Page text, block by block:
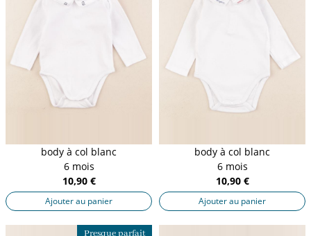
body à col blanc
6 mois
10,90 €
Ajouter au panier
body à col blanc
6 mois
10,90 €
Ajouter au panier